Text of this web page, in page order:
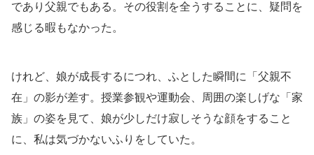
であり父親でもある。その役割を全うすることに、疑問を
感じる暇もなかった。
けれど、娘が成長するにつれ、ふとした瞬間に「父親不
在」の影が差す。授業参観や運動会、周囲の楽しげな「家
族」の姿を見て、娘が少しだけ寂しそうな顔をすること
に、私は気づかないふりをしていた。